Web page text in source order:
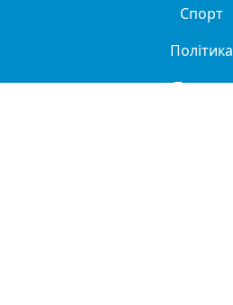
Спорт
Політика
Про нас